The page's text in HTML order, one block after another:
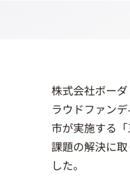
株式会社ボー
ラウドファン
市が実施する
課題の解決に
した。